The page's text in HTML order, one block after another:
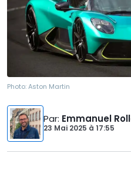
Photo:Aston Martin
Par: Emmanuel
23 Mai 2025 à 17:55